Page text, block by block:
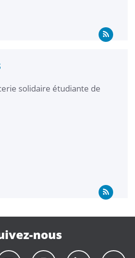
solidaire étudiante de
nous